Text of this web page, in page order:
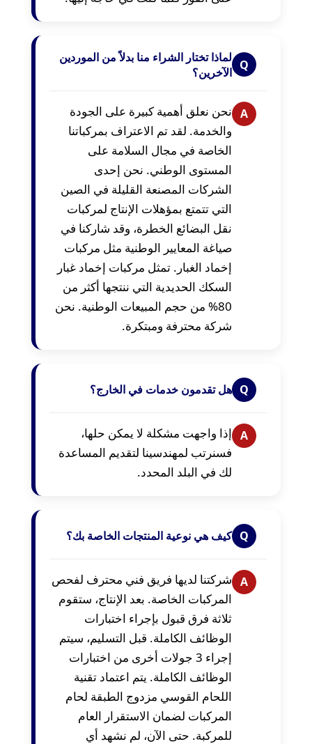
Q لماذا تختار الشراء منا بدلاً من الموردين
الآخرين؟
A نحن نعلق أهمية كبيرة على الجودة
والخدمة. لقد تم الاعتراف بمركباتنا
الخاصة في مجال السلامة على
المستوى الوطني. نحن إحدى
الشركات المصنعة القليلة في الصين
التي تتمتع بمؤهلات الإنتاج لمركبات
نقل البضائع الخطرة، وقد شاركنا في
صياغة المعايير الوطنية مثل مركبات
إخماد الغبار. تمثل مركبات إخماد غبار
السكك الحديدية التي ننتجها أكثر من
80% من حجم المبيعات الوطنية. نحن
شركة محترفة ومبتكرة.
Q هل تقدمون خدمات في الخارج؟
A إذا واجهت مشكلة لا يمكن حلها،
فسنرتب لمهندسينا لتقديم المساعدة
لك في البلد المحدد.
Q كيف هي نوعية المنتجات الخاصة بك؟
A شركتنا لديها فريق فني محترف لفحص
المركبات الخاصة. بعد الإنتاج، ستقوم
ثلاثة فرق قبول بإجراء اختبارات
الوظائف الكاملة. قبل التسليم، سيتم
إجراء 3 جولات أخرى من اختبارات
الوظائف الكاملة. يتم اعتماد تقنية
اللحام القوسي مزدوج الطبقة لحام
المركبات لضمان الاستقرار العام
للمركبة. حتى الآن، لم نشهد أي